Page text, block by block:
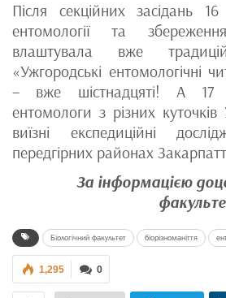
Після секційних засідань
ентомології та збереження
влаштувала вже
«Ужгородські ентомологічні
– вже шістнадцяті! А 17
ентомологи з різних куточків
виїзні експедиційні
передгірних районах
За інформацією
Біологічний факультет біорізноманіття
0
1,295